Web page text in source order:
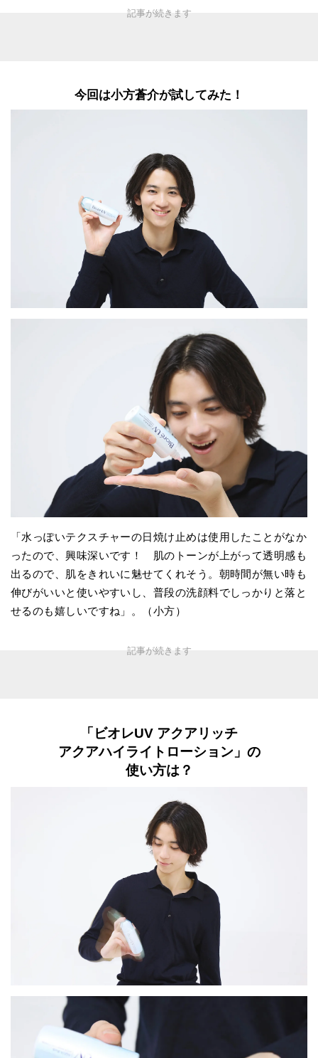
今回は小方蒼介が試してみた！
「水っぽいテクスチャーの日焼け止めは使用したことがなか
ったので、興味深いです！ 肌のトーンが上がって透明感も
出るので、肌をきれいに魅せてくれそう。朝時間が無い時も
伸びがいいと使いやすいし、普段の洗顔料でしっかりと落と
せるのも嬉しいですね」。（小方）
「ビオレUV アクアリッチ
アクアハイライトローション」の
使い方は？